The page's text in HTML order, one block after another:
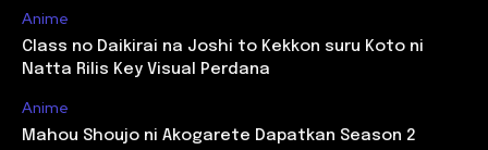
Anime
Class no Daikirai na Joshi to Kekkon suru Koto ni
Natta Rilis Key Visual Perdana
Anime
Mahou Shoujo ni Akogarete Dapatkan Season 2